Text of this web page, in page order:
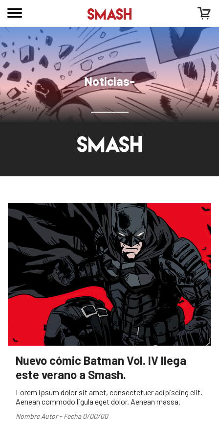
Noticias-
Nuevo cómic Batman Vol. IV llega
este verano a Smash.
Lorem ipsum dolor sit amet, consectetuer adipiscing elit.
Aenean commodo ligula eget dolor. Aenean massa.
Nombre Autor - Fecha 0/00/00